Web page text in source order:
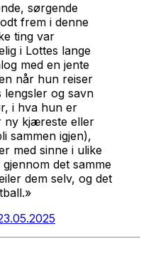
sørgende
frem i denne
ting var
i Lottes lange
med en jente
når hun reiser
lengsler og savn
i hva hun er
ny kjæreste eller
sammen igjen),
med sinne i ulike
det samme
dem selv, og det
.»